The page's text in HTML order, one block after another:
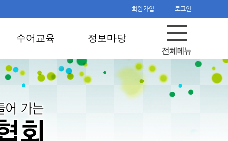
로그인
회원가입
수어교육 정보마당